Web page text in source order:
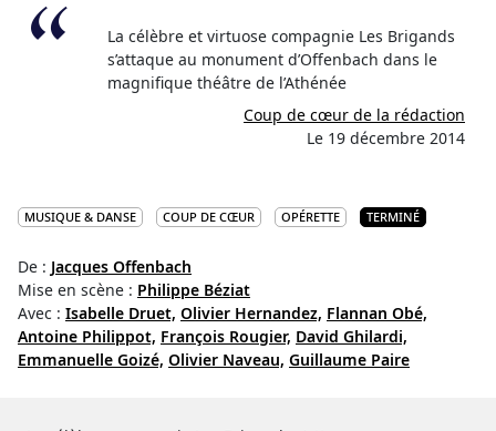
La célèbre et virtuose compagnie Les Brigands
s’attaque au monument d’Offenbach dans le
magnifique théâtre de l’Athénée
Coup de cœur de la rédaction
Le 19 décembre 2014
MUSIQUE & DANSE COUP DE CŒUR OPÉRETTE TERMINÉ
De : Jacques Offenbach
Mise en scène : Philippe Béziat
Avec : Isabelle Druet, Olivier Hernandez, Flannan Obé,
Antoine Philippot, François Rougier, David Ghilardi,
Emmanuelle Goizé, Olivier Naveau, Guillaume Paire